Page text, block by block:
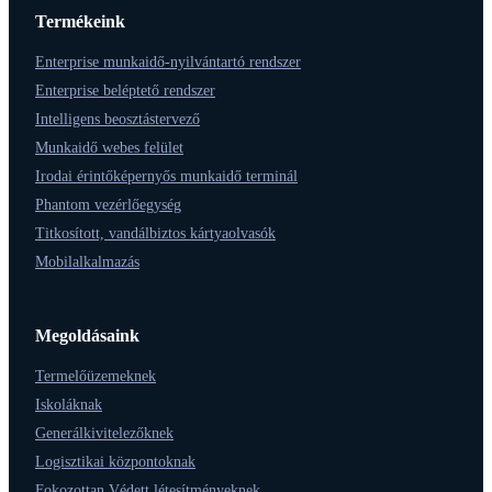
Termékeink
Enterprise munkaidő-nyilvántartó rendszer
Enterprise beléptető rendszer
Intelligens beosztástervező
Munkaidő webes felület
Irodai érintőképernyős munkaidő terminál
Phantom vezérlőegység
Titkosított, vandálbiztos kártyaolvasók
Mobilalkalmazás
Megoldásaink
Termelőüzemeknek
Iskoláknak
Generálkivitelezőknek
Logisztikai központoknak